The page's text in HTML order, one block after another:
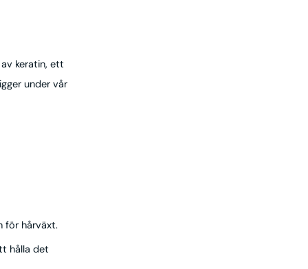
keratin, ett
under vår
för hårväxt.
hålla det